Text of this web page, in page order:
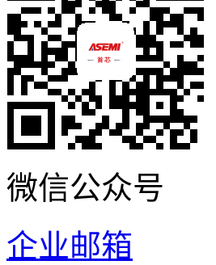
微信公众号
企业邮箱